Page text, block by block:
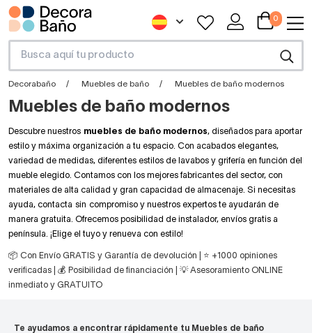
0
Decorabaño Muebles de baño Muebles de baño modernos
Muebles de baño modernos
Descubre nuestros muebles de baño modernos, diseñados para aportar
estilo y máxima organización a tu espacio. Con acabados elegantes,
variedad de medidas, diferentes estilos de lavabos y grifería en función del
mueble elegido. Contamos con los mejores fabricantes del sector, con
materiales de alta calidad y gran capacidad de almacenaje. Si necesitas
ayuda, contacta sin compromiso y nuestros expertos te ayudarán de
manera gratuita. Ofrecemos posibilidad de instalador, envíos gratis a
península. ¡Elige el tuyo y renueva con estilo!
📦 Con Envío GRATIS y Garantía de devolución | ⭐ +1000 opiniones
verificadas | 💰 Posibilidad de financiación | 💡 Asesoramiento ONLINE
inmediato y GRATUITO
Te ayudamos a encontrar rápidamente tu Muebles de baño